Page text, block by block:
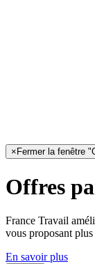
× Fermer la fenêtre
Offres
France Travail
vous proposant
En savoir plus